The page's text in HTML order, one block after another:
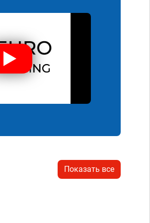
Показать все